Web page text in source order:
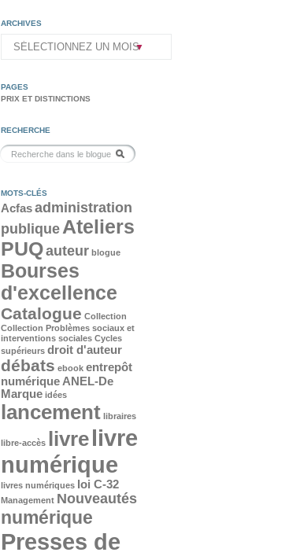
ARCHIVES
PAGES
PRIX ET DISTINCTIONS
RECHERCHE
MOTS-CLÉS
Acfasadministration
publique Ateliers
PUQauteur blogue
Bourses
d'excellence
Catalogue Collection
Collection Problèmes sociaux et
interventions sociales Cycles
supérieurs droit d'auteur
débats ebook entrepôt
numérique ANEL-De
Marque idées
lancement libraires
libre-accès livrelivre
numérique
livres numériques loi C-32
Management Nouveautés
numérique
Presses de